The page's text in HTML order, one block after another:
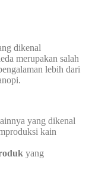
dikenal
merupakan salah
lebih dari
yang dikenal
kain
yang